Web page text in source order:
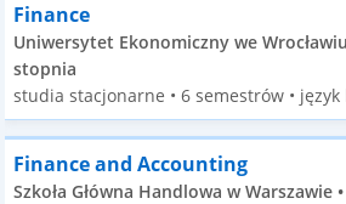
Finance
Uniwersytet Ekonomiczny we Wrocławiu
stopnia
studia stacjonarne • 6 semestrów • język
Finance and Accounting
Szkoła Główna Handlowa w Warszawie